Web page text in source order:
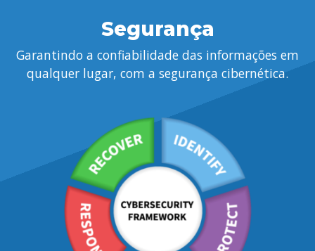
Segurança
Garantindo a confiabilidade das informações em
qualquer lugar, com a segurança cibernética.